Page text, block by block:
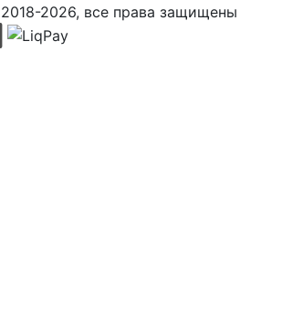
2026, все права защищены